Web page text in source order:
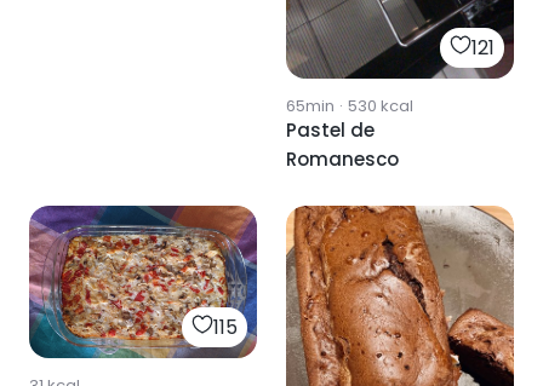
121
65min · 530 kcal
Pastel de
Romanesco
115